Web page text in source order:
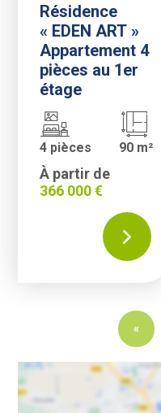
Résidence
« EDEN ART »
Appartement 4
pièces au 1er
étage
4 pièces 90 m²
À partir de
366 000 €
«